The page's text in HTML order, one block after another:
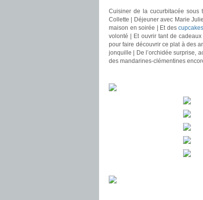
Cuisiner de la cucurbitacée sous
Collette | Déjeuner avec Marie
maison en soirée | Et des
volonté | Et ouvrir tant de
pour faire découvrir ce plat à des
jonquille | De l’orchidée surprise,
des mandarines-clémentines